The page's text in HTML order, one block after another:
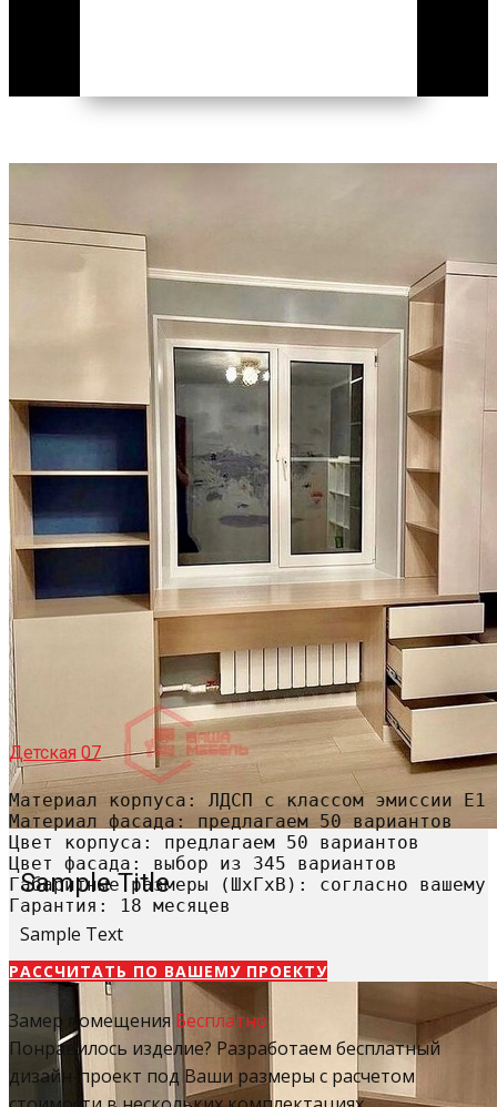
Sample Title
Sample Text
Детская 07
Материал корпуса: ЛДСП с классом эмиссии Е1
Материал фасада: предлагаем 50 вариантов
Цвет корпуса: предлагаем 50 вариантов
Цвет фасада: выбор из 345 вариантов
Габаритные размеры (ШхГхВ): согласно вашему
Гарантия: 18 месяцев
РАССЧИТАТЬ​ ПО ВАШЕМУ ПРОЕКТУ
Замер помещенияБесплатно
Понравилось изделие? Разработаем бесплатный
дизайн-проект под Ваши размеры с расчетом